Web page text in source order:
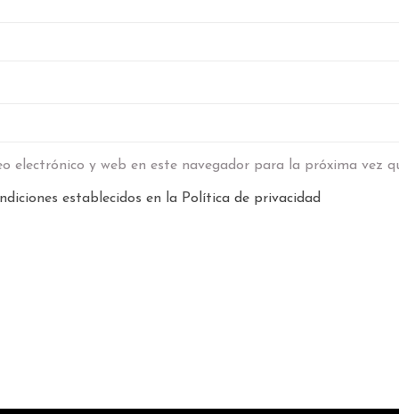
electrónico y web en este navegador para la próxima vez
establecidos en la Política de privacidad